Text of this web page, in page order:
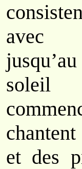
avec
et des